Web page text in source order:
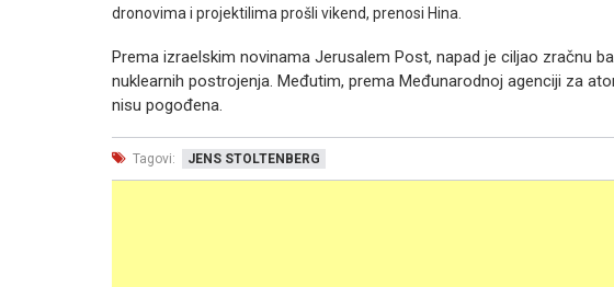
dronovima i projektilima prošli vikend, prenosi Hina.
Prema izraelskim novinama Jerusalem Post, napad je ciljao zračnu
nuklearnih postrojenja. Međutim, prema Međunarodnoj agenciji za
nisu pogođena.
Tagovi: JENS STOLTENBERG